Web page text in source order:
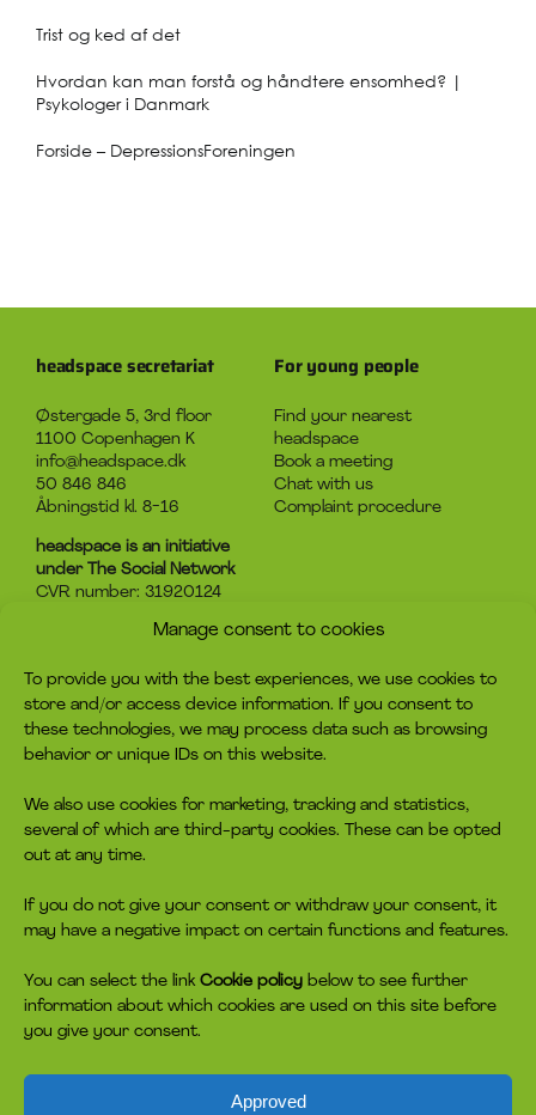
Manage consent to cookies
To provide you with the best experiences, we use cookies to
store and/or access device information. If you consent to
these technologies, we may process data such as browsing
behavior or unique IDs on this website.
We also use cookies for marketing, tracking and statistics,
several of which are third-party cookies. These can be opted
out at any time.
If you do not give your consent or withdraw your consent, it
may have a negative impact on certain functions and features.
You can select the link Cookie policy below to see further
information about which cookies are used on this site before
you give your consent.
Approved
Trist og ked af det
Hvordan kan man forstå og håndtere ensomhed? |
Psykologer i Danmark
Forside – DepressionsForeningen
headspace secretariat
Østergade 5, 3rd floor
1100 Copenhagen K
info@headspace.dk
50 846 846
Åbningstid kl. 8-16
headspace is an initiative
under The Social Network
CVR number: 31920124
For young people
Find your nearest
headspace
Book a meeting
Chat with us
Complaint procedure
About headspace
What is headspace?
The advice
Job
Privacy policy
Contact
Contact us
Become volunteer
Become a member
Make a donation
headspace socials
headspace is in no way affiliated, sponsored or otherwise connected